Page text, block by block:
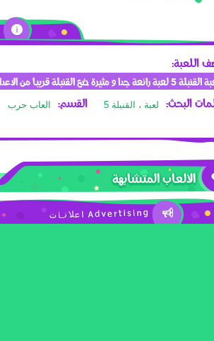
اللعبة:
رائعة جدا و مثيرة ضع القنبلة قريبا من الاعداء حتى تتغلب عليهم
البحث: لعبة ، القنبلة 5 القسم: العاب حرب
الألعاب المتشابهة